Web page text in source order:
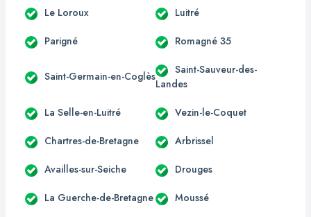
Le Loroux Luitré
Parigné Romagné 35
Saint-Germain-en-Coglès
Saint-Sauveur-des-
Landes
La Selle-en-Luitré Vezin-le-Coquet
Chartres-de-Bretagne Arbrissel
Availles-sur-Seiche Drouges
La Guerche-de-Bretagne Moussé